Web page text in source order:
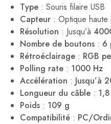
Type : Souris filaire USB
Capteur : Optique haute
Résolution : Jusqu’à
Nombre de boutons : 6
Rétroéclairage : RGB
Polling rate : 1000 Hz
Accélération : Jusqu’à
Longueur du câble :
Poids : 109 g
Compatibilité : PC/